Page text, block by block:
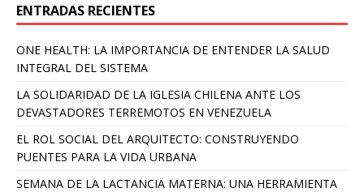
ENTRADAS RECIENTES
ONE HEALTH: LA IMPORTANCIA DE ENTENDER LA SALUD
INTEGRAL DEL SISTEMA
LA SOLIDARIDAD DE LA IGLESIA CHILENA ANTE LOS
DEVASTADORES TERREMOTOS EN VENEZUELA
EL ROL SOCIAL DEL ARQUITECTO: CONSTRUYENDO
PUENTES PARA LA VIDA URBANA
SEMANA DE LA LACTANCIA MATERNA: UNA HERRAMIENTA